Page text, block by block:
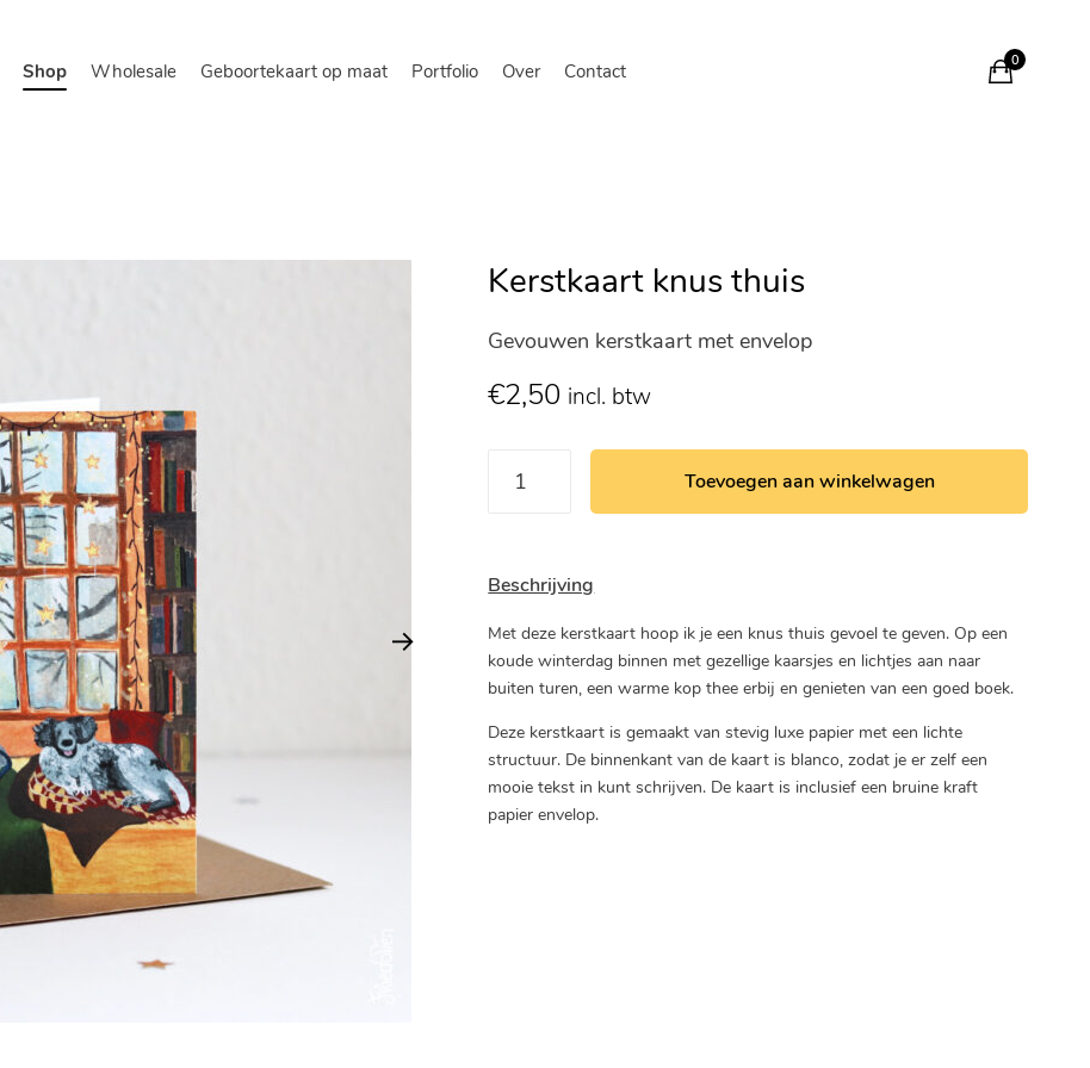
Shop Wholesale Geboortekaart op maat Portfolio Over Contact 0
Kerstkaart knus thuis
Gevouwen kerstkaart met envelop
€2,50 incl. btw
Toevoegen aan winkelwagen
Beschrijving
Met deze kerstkaart hoop ik je een knus thuis gevoel te geven. Op een
koude winterdag binnen met gezellige kaarsjes en lichtjes aan naar
buiten turen, een warme kop thee erbij en genieten van een goed boek.
Deze kerstkaart is gemaakt van stevig luxe papier met een lichte
structuur. De binnenkant van de kaart is blanco, zodat je er zelf een
mooie tekst in kunt schrijven. De kaart is inclusief een bruine kraft
papier envelop.